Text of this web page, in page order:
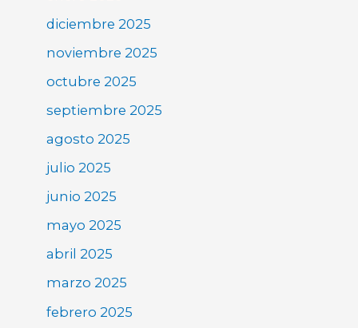
diciembre 2025
noviembre 2025
octubre 2025
septiembre 2025
agosto 2025
julio 2025
junio 2025
mayo 2025
abril 2025
marzo 2025
febrero 2025